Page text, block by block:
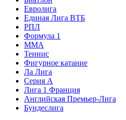
Евролига
Единая Лига ВТБ
РПЛ
Формула 1
MMA
Теннис
Фигурное катание
Ла Лига
Серия А
Лига 1 Франция
Английская Премьер-Лига
Бундеслига